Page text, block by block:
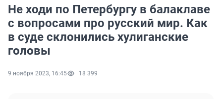
Не ходи по Петербургу в балаклаве
с вопросами про русский мир. Как
в суде склонились хулиганские
головы
9 ноября 2023, 16:45 18 399